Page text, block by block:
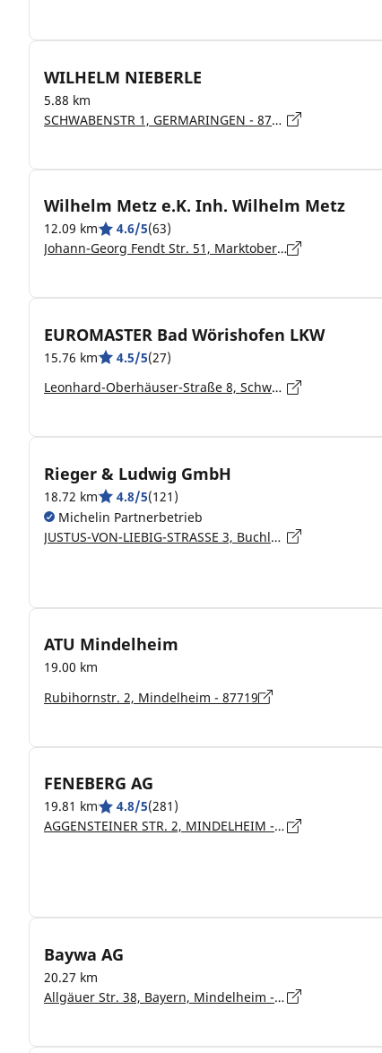
WILHELM NIEBERLE
5.88 km
SCHWABENSTR 1, GERMARINGEN - 87656
Wilhelm Metz e.K. Inh. Wilhelm Metz
12.09 km 4.6/5(63)
Johann-Georg Fendt Str. 51, Marktoberdorf - 87616
EUROMASTER Bad Wörishofen LKW
15.76 km 4.5/5(27)
Leonhard-Oberhäuser-Straße 8, Schwaben, Bayern, Bad Wörishofen - 86825
Rieger & Ludwig GmbH
18.72 km 4.8/5(121)
Michelin Partnerbetrieb
JUSTUS-VON-LIEBIG-STRASSE 3, Buchloe - 86807
ATU Mindelheim
19.00 km
Rubihornstr. 2, Mindelheim - 87719
FENEBERG AG
19.81 km 4.8/5(281)
AGGENSTEINER STR. 2, MINDELHEIM - 87719
Baywa AG
20.27 km
Allgäuer Str. 38, Bayern, Mindelheim - 87719